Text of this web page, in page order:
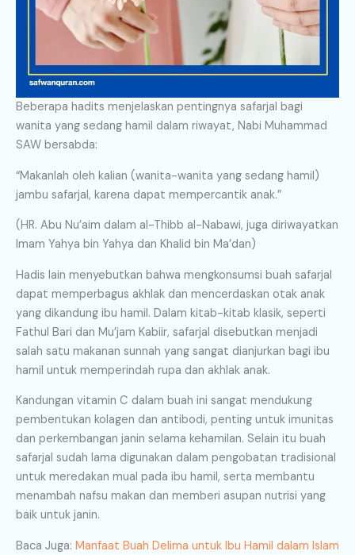
Beberapa hadits menjelaskan pentingnya safarjal bagi
wanita yang sedang hamil dalam riwayat, Nabi Muhammad
SAW bersabda:
“Makanlah oleh kalian (wanita-wanita yang sedang hamil)
jambu safarjal, karena dapat mempercantik anak.”
(HR. Abu Nu’aim dalam al-Thibb al-Nabawi, juga diriwayatkan
Imam Yahya bin Yahya dan Khalid bin Ma’dan)
Hadis lain menyebutkan bahwa mengkonsumsi buah safarjal
dapat memperbagus akhlak dan mencerdaskan otak anak
yang dikandung ibu hamil. Dalam kitab-kitab klasik, seperti
Fathul Bari dan Mu’jam Kabiir, safarjal disebutkan menjadi
salah satu makanan sunnah yang sangat dianjurkan bagi ibu
hamil untuk memperindah rupa dan akhlak anak.
Kandungan vitamin C dalam buah ini sangat mendukung
pembentukan kolagen dan antibodi, penting untuk imunitas
dan perkembangan janin selama kehamilan. Selain itu buah
safarjal sudah lama digunakan dalam pengobatan tradisional
untuk meredakan mual pada ibu hamil, serta membantu
menambah nafsu makan dan memberi asupan nutrisi yang
baik untuk janin.
Baca Juga: Manfaat Buah Delima untuk Ibu Hamil dalam Islam